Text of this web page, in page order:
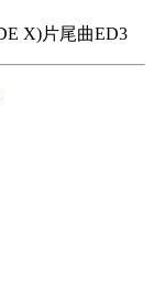
X)片尾曲ED3